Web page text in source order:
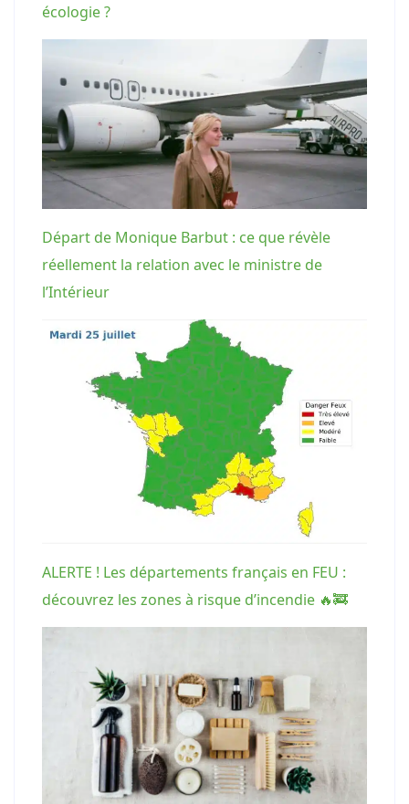
écologie ?
Départ de Monique Barbut : ce que révèle
réellement la relation avec le ministre de
l’Intérieur
ALERTE ! Les départements français en FEU :
découvrez les zones à risque d’incendie 🔥🚒